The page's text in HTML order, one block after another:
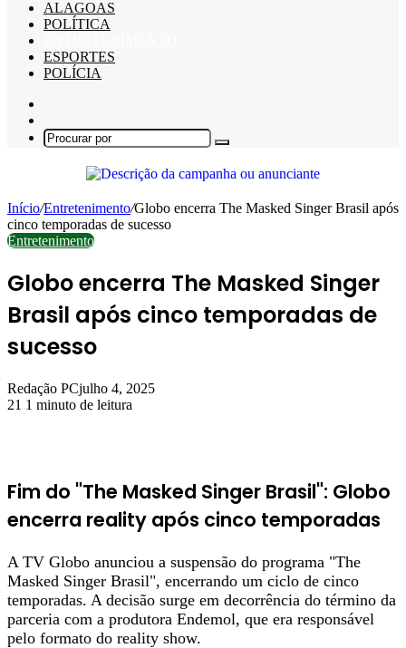
ALAGOAS
POLÍTICA
ESPORTES
POLÍCIA
skin
Procurar
Início/Entretenimento/Globo encerra The Masked Singer Brasil após
cinco temporadas de sucesso
Entretenimento
Globo encerra The Masked Singer
Brasil após cinco temporadas de
sucesso
Redação PCjulho 4, 2025
21 1 minuto de leitura
Fim do "The Masked Singer Brasil": Globo
encerra reality após cinco temporadas
A TV Globo anunciou a suspensão do programa "The
Masked Singer Brasil", encerrando um ciclo de cinco
temporadas. A decisão surge em decorrência do término da
parceria com a produtora Endemol, que era responsável
pelo formato do reality show.